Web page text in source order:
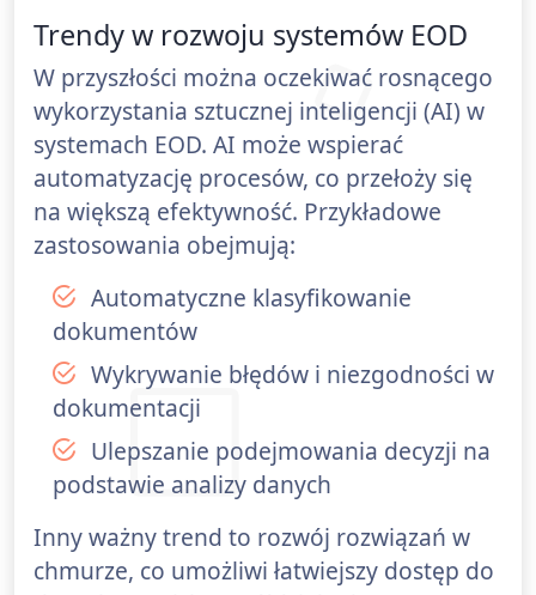
Trendy w rozwoju systemów EOD
W przyszłości można oczekiwać rosnącego
wykorzystania sztucznej inteligencji (AI) w
systemach EOD. AI może wspierać
automatyzację procesów, co przełoży się
na większą efektywność. Przykładowe
zastosowania obejmują:
Automatyczne klasyfikowanie
dokumentów
Wykrywanie błędów i niezgodności w
dokumentacji
Ulepszanie podejmowania decyzji na
podstawie analizy danych
Inny ważny trend to rozwój rozwiązań w
chmurze, co umożliwi łatwiejszy dostęp do